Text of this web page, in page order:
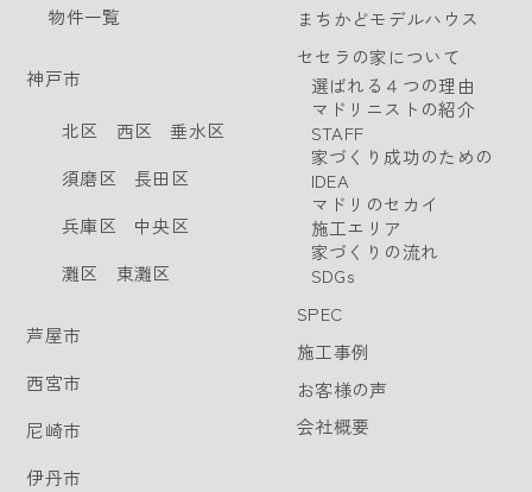
物件一覧
神戸市
北区 西区
垂水区
須磨区
長田区
兵庫区
中央区
灘区
東灘区
芦屋市
西宮市
尼崎市
伊丹市
まちかどモデルハウス
セセラの家について
選ばれる４つの理由
マドリニストの紹介
STAFF
家づくり成功のための
IDEA
マドリのセカイ
施工エリア
家づくりの流れ
SDGs
SPEC
施工事例
お客様の声
会社概要